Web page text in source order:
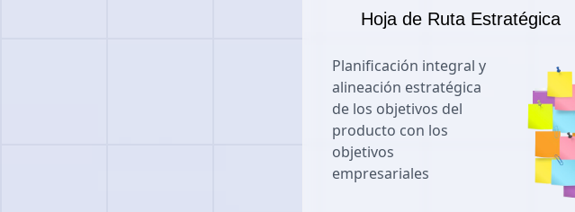
Hoja de Ruta Estratégica
Planificación integral y
alineación estratégica
de los objetivos del
producto con los
objetivos
empresariales